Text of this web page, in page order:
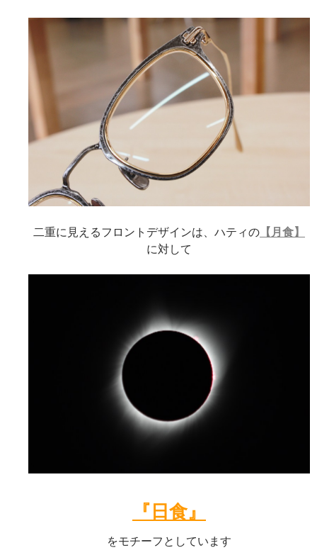
二重に見えるフロントデザインは、ハティの 【月食】
に対して
『日食』
をモチーフとしています